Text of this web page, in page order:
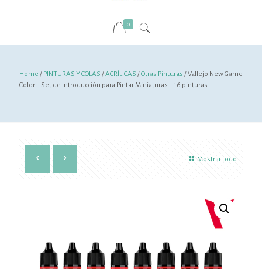
0
Home / PINTURAS Y COLAS /ACRÍLICAS /Otras Pinturas / Vallejo New Game
Color – Set de Introducción para Pintar Miniaturas – 16 pinturas
Mostrar todo